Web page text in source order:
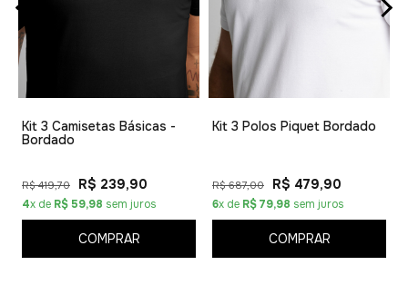
Kit 3 Camisetas Básicas -
Bordado
R$ 419,70 R$ 239,90
4x de R$ 59,98 sem juros
COMPRAR
Kit 3 Polos Piquet Bordado
R$ 687,00 R$ 479,90
6x de R$ 79,98 sem juros
COMPRAR